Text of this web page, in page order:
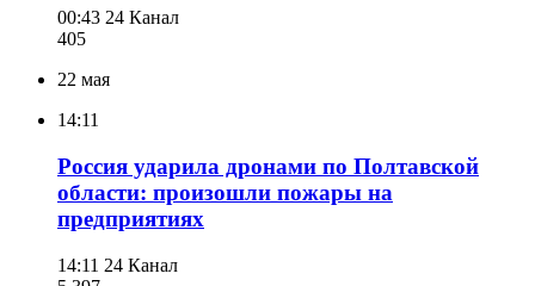
00:43 24 Канал
405
22 мая
14:11
Россия ударила дронами по Полтавской
области: произошли пожары на
предприятиях
14:11 24 Канал